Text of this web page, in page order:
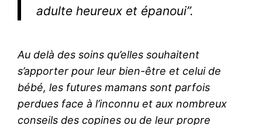
adulte heureux et épanoui”.
Au delà des soins qu’elles souhaitent
s’apporter pour leur bien-être et celui de
bébé, les futures mamans sont parfois
perdues face à l’inconnu et aux nombreux
conseils des copines ou de leur propre